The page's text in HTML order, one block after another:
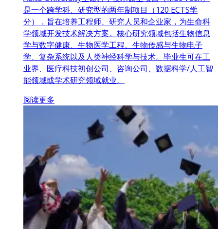
是一个跨学科、研究型的两年制项目（120 ECTS学
分），旨在培养工程师、研究人员和企业家，为生命科
学领域开发技术解决方案。核心研究领域包括生物信息
学与数字健康、生物医学工程、生物传感与生物电子
学、复杂系统以及人类神经科学与技术。毕业生可在工
业界、医疗科技初创公司、咨询公司、数据科学/人工智
能领域或学术研究领域就业。
阅读更多